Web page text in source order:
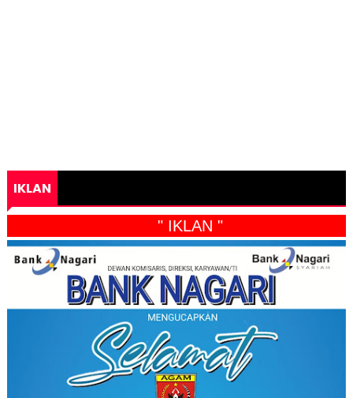
IKLAN
" IKLAN "